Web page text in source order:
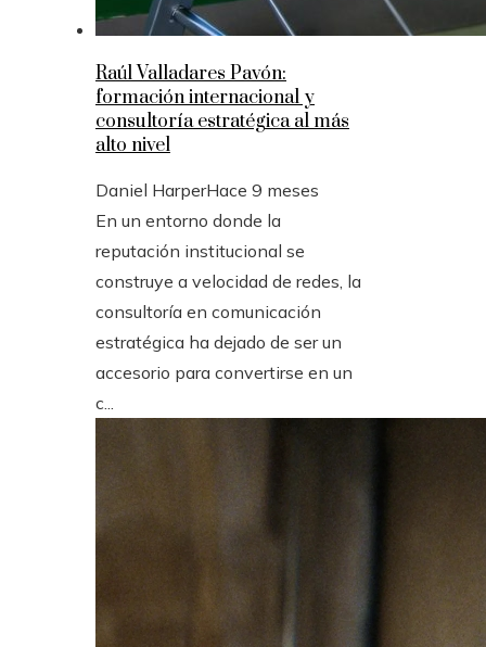
Raúl Valladares Pavón:
formación internacional y
consultoría estratégica al más
alto nivel
Daniel HarperHace 9 meses
En un entorno donde la
reputación institucional se
construye a velocidad de redes, la
consultoría en comunicación
estratégica ha dejado de ser un
accesorio para convertirse en un
c...